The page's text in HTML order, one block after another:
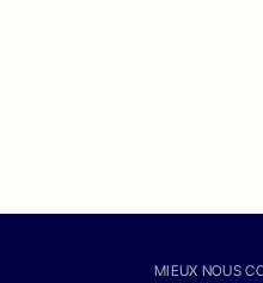
MIEUX NOUS